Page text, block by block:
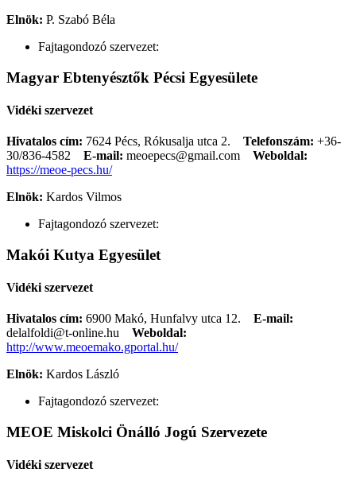
Elnök: P. Szabó Béla
Fajtagondozó szervezet:
Magyar Ebtenyésztők Pécsi Egyesülete
Vidéki szervezet
Hivatalos cím: 7624 Pécs, Rókusalja utca 2. Telefonszám: +36-
30/836-4582
E-mail: meoepecs@gmail.com
Weboldal:
https://meoe-pecs.hu/
Elnök: Kardos Vilmos
Fajtagondozó szervezet:
Makói Kutya Egyesület
Vidéki szervezet
Hivatalos cím: 6900 Makó, Hunfalvy utca 12. E-mail:
delalfoldi@t-online.hu
Weboldal:
http://www.meoemako.gportal.hu/
Elnök: Kardos László
Fajtagondozó szervezet:
MEOE Miskolci Önálló Jogú Szervezete
Vidéki szervezet